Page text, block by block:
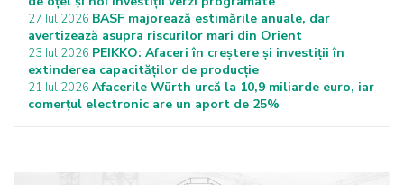
27 Iul 2026 BASF majorează estimările anuale, dar
avertizează asupra riscurilor mari din Orient
23 Iul 2026 PEIKKO: Afaceri în creștere și investiții în
extinderea capacităților de producție
21 Iul 2026 Afacerile Würth urcă la 10,9 miliarde euro, iar
comerțul electronic are un aport de 25%